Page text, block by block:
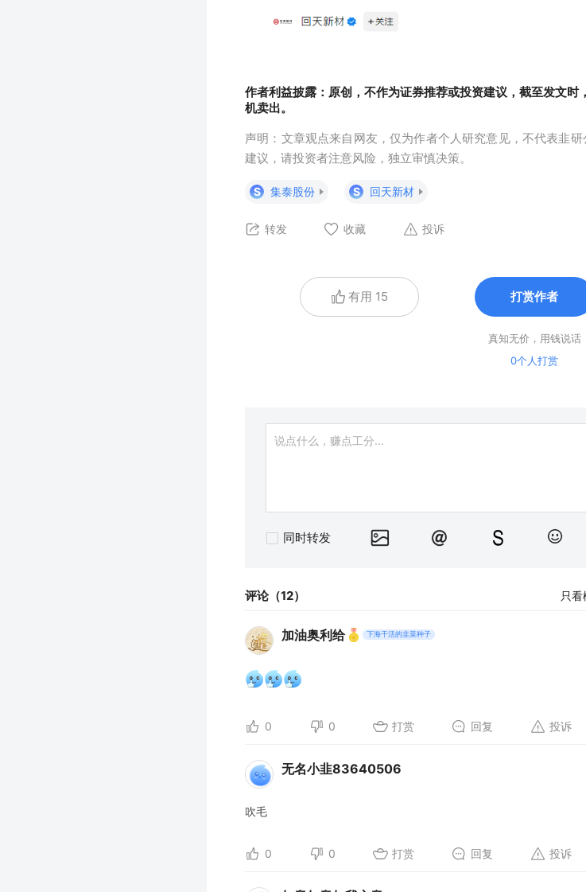
作者利益披露：原创，不作为证券推荐或投资建议，截至发文
机卖出。
声明：文章观点来自网友，仅为作者个人研究意见，不代表韭
建议，请投资者注意风险，独立审慎决策。
S 集泰股份 S 回天新材
转发 收藏 投诉
有用 15 打赏作者
真知无价，用钱说话
0个人打赏
同时转发
评论（12） 只看
加油奥利给 下海干活的韭菜种子
0 0 打赏 回复 投诉
无名小韭83640506
吹毛
0 0 打赏 回复 投诉